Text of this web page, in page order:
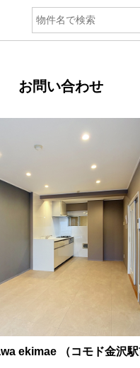
お問い合わせ
ekimae （コモド金沢